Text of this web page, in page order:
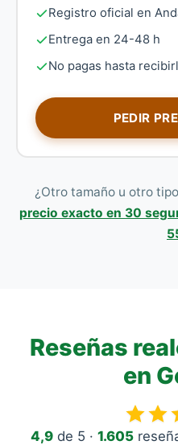
Registro oficial en
Entrega en 24-48 h
No pagas hasta
PEDIR
¿Otro tamaño u otro
precio exacto en 30
Reseñas
en
4,9 de 5 · 1.605